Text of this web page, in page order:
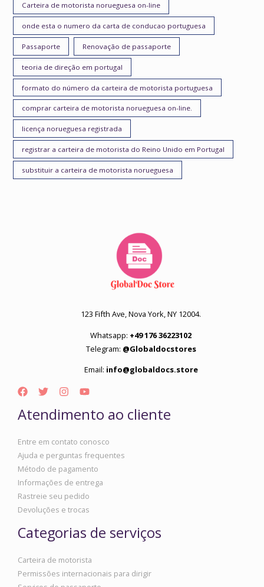
Carteira de motorista norueguesa on-line
onde esta o numero da carta de conducao portuguesa
Passaporte Renovação de passaporte
teoria de direção em portugal
formato do número da carteira de motorista portuguesa
comprar carteira de motorista norueguesa on-line.
licença norueguesa registrada
registrar a carteira de motorista do Reino Unido em Portugal
substituir a carteira de motorista norueguesa
123 Fifth Ave, Nova York, NY 12004.
Whatsapp: +49 176 36223102
Telegram: @Globaldocstores
Email: info@globaldocs.store
Atendimento ao cliente
Entre em contato conosco
Ajuda e perguntas frequentes
Método de pagamento
Informações de entrega
Rastreie seu pedido
Devoluções e trocas
Categorias de serviços
Carteira de motorista
Permissões internacionais para dirigir